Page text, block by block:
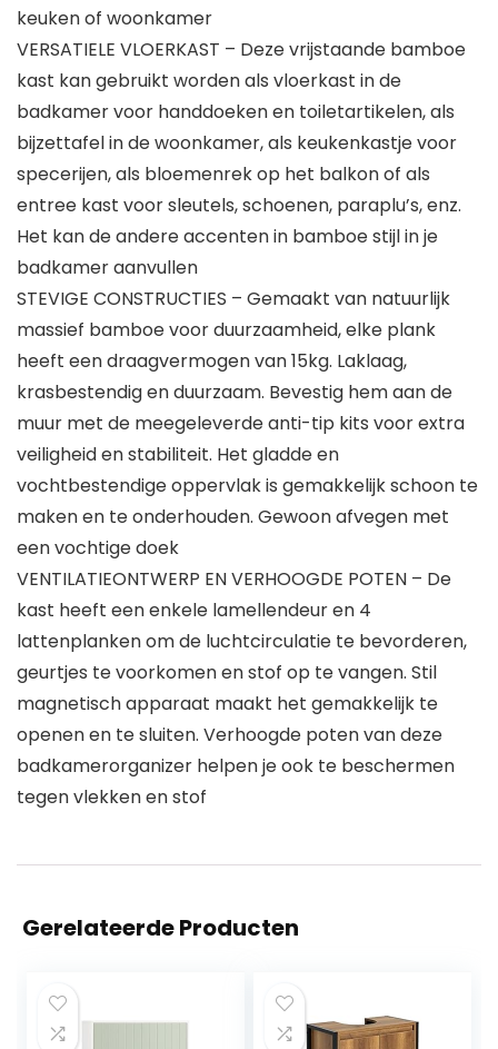
keuken of woonkamer
VERSATIELE VLOERKAST – Deze vrijstaande bamboe
kast kan gebruikt worden als vloerkast in de
badkamer voor handdoeken en toiletartikelen, als
bijzettafel in de woonkamer, als keukenkastje voor
specerijen, als bloemenrek op het balkon of als
entree kast voor sleutels, schoenen, paraplu’s, enz.
Het kan de andere accenten in bamboe stijl in je
badkamer aanvullen
STEVIGE CONSTRUCTIES – Gemaakt van natuurlijk
massief bamboe voor duurzaamheid, elke plank
heeft een draagvermogen van 15kg. Laklaag,
krasbestendig en duurzaam. Bevestig hem aan de
muur met de meegeleverde anti-tip kits voor extra
veiligheid en stabiliteit. Het gladde en
vochtbestendige oppervlak is gemakkelijk schoon te
maken en te onderhouden. Gewoon afvegen met
een vochtige doek
VENTILATIEONTWERP EN VERHOOGDE POTEN – De
kast heeft een enkele lamellendeur en 4
lattenplanken om de luchtcirculatie te bevorderen,
geurtjes te voorkomen en stof op te vangen. Stil
magnetisch apparaat maakt het gemakkelijk te
openen en te sluiten. Verhoogde poten van deze
badkamerorganizer helpen je ook te beschermen
tegen vlekken en stof
Gerelateerde Producten